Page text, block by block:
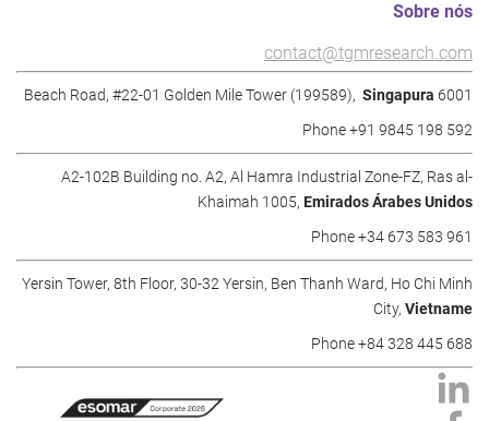
Sobre nós
contact@tgmresearch.com
6001 Beach Road, #22-01 Golden Mile Tower (199589),
Singapura
Phone +91 9845 198 592
A2-102B Building no. A2, Al Hamra Industrial Zone-FZ, Ras al-
Khaimah 1005, Emirados Árabes Unidos
Phone +34 673 583 961
Yersin Tower, 8th Floor, 30-32 Yersin, Ben Thanh Ward, Ho Chi Minh
City, Vietname
Phone +84 328 445 688